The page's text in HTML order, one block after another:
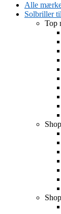
Alle
Solbriller
Top